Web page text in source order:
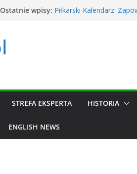
Ostatnie wpisy: transferowy hit
dane
STREFA EKSPERTA HISTORIA
ENGLISH NEWS